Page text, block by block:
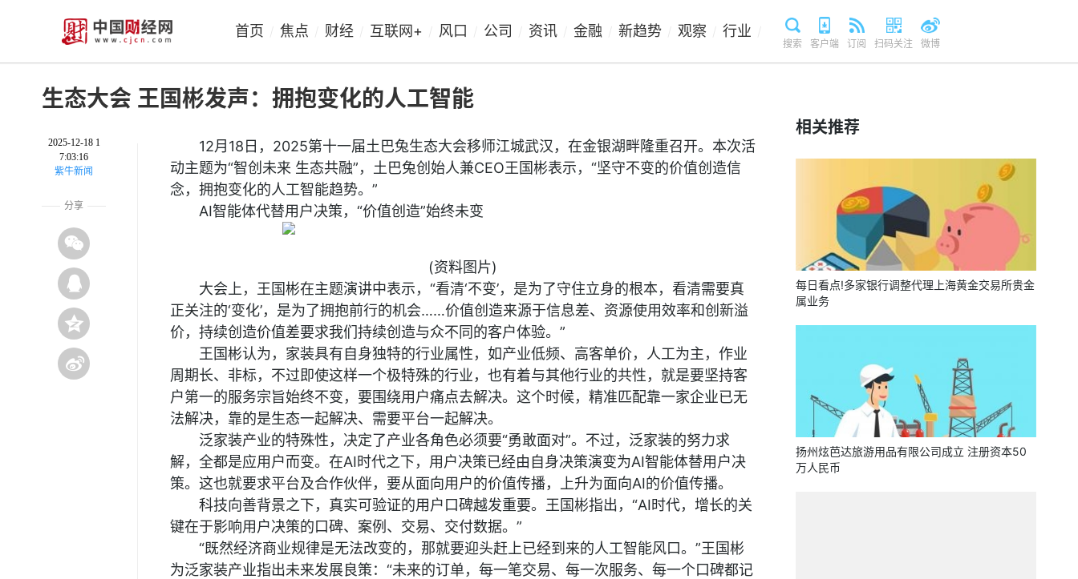
首页 焦点 财经 互联网+ 风口 公司 资讯 金融 新趋势 观察 行业
搜索 客户端 订阅 扫码关注 微博
生态大会 王国彬发声：拥抱变化的人工智能
2025-12-18 1
7:03:16
紫牛新闻
分享
12月18日，2025第十一届土巴兔生态大会移师江城武汉，在金银湖畔隆重召开。本次活
动主题为“智创未来 生态共融”，土巴兔创始人兼CEO王国彬表示，“坚守不变的价值创造信
念，拥抱变化的人工智能趋势。”
AI智能体代替用户决策，“价值创造”始终未变
(资料图片)
大会上，王国彬在主题演讲中表示，“看清‘不变’，是为了守住立身的根本，看清需要真
正关注的‘变化’，是为了拥抱前行的机会……价值创造来源于信息差、资源使用效率和创新溢
价，持续创造价值差要求我们持续创造与众不同的客户体验。”
王国彬认为，家装具有自身独特的行业属性，如产业低频、高客单价，人工为主，作业
周期长、非标，不过即使这样一个极特殊的行业，也有着与其他行业的共性，就是要坚持客
户第一的服务宗旨始终不变，要围绕用户痛点去解决。这个时候，精准匹配靠一家企业已无
法解决，靠的是生态一起解决、需要平台一起解决。
泛家装产业的特殊性，决定了产业各角色必须要“勇敢面对”。不过，泛家装的努力求
解，全都是应用户而变。在AI时代之下，用户决策已经由自身决策演变为AI智能体替用户决
策。这也就要求平台及合作伙伴，要从面向用户的价值传播，上升为面向AI的价值传播。
科技向善背景之下，真实可验证的用户口碑越发重要。王国彬指出，“AI时代，增长的关
键在于影响用户决策的口碑、案例、交易、交付数据。”
“既然经济商业规律是无法改变的，那就要迎头赶上已经到来的人工智能风口。”王国彬
为泛家装产业指出未来发展良策：“未来的订单，每一笔交易、每一次服务、每一个口碑都记
相关推荐
每日看点!多家银行调整代理上海黄金交易所贵金
属业务
扬州炫芭达旅游用品有限公司成立 注册资本50
万人民币